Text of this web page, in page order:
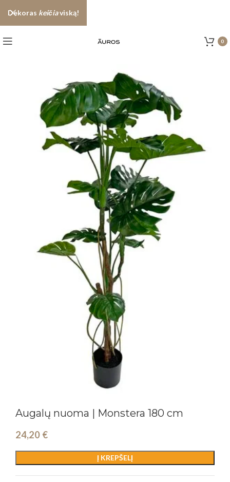
0
Augalų nuoma | Monstera 180 cm
24,20 €
Į KREPŠELĮ
Dekoras keičiaviską!